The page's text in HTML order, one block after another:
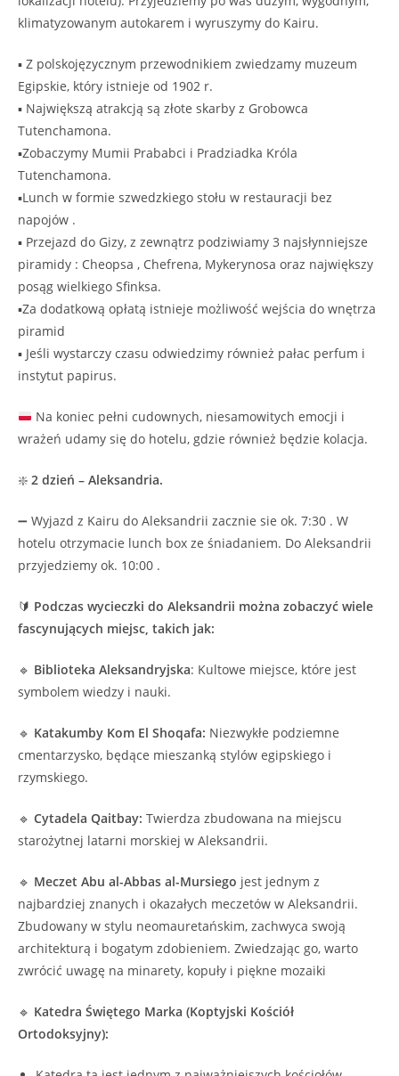
klimatyzowanym autokarem i wyruszymy do Kairu.
▪️ Z polskojęzycznym przewodnikiem zwiedzamy muzeum
Egipskie, który istnieje od 1902 r.
▪️ Największą atrakcją są złote skarby z Grobowca
Tutenchamona.
▪️Zobaczymy Mumii Prababci i Pradziadka Króla
Tutenchamona.
▪️Lunch w formie szwedzkiego stołu w restauracji bez
napojów .
▪️ Przejazd do Gizy, z zewnątrz podziwiamy 3 najsłynniejsze
piramidy : Cheopsa , Chefrena, Mykerynosa oraz największy
posąg wielkiego Sfinksa.
▪️Za dodatkową opłatą istnieje możliwość wejścia do wnętrza
piramid
▪️ Jeśli wystarczy czasu odwiedzimy również pałac perfum i
instytut papirus.
Na koniec pełni cudownych, niesamowitych emocji i
wrażeń udamy się do hotelu, gdzie również będzie kolacja.
❇️ 2 dzień – Aleksandria.
➖ Wyjazd z Kairu do Aleksandrii zacznie sie ok. 7:30 . W
hotelu otrzymacie lunch box ze śniadaniem. Do Aleksandrii
przyjedziemy ok. 10:00 .
🔰 Podczas wycieczki do Aleksandrii można zobaczyć wiele
fascynujących miejsc, takich jak:
🔹 Biblioteka Aleksandryjska: Kultowe miejsce, które jest
symbolem wiedzy i nauki.
🔹 Katakumby Kom El Shoqafa: Niezwykłe podziemne
cmentarzysko, będące mieszanką stylów egipskiego i
rzymskiego.
🔹 Cytadela Qaitbay: Twierdza zbudowana na miejscu
starożytnej latarni morskiej w Aleksandrii.
🔹 Meczet Abu al-Abbas al-Mursiego jest jednym z
najbardziej znanych i okazałych meczetów w Aleksandrii.
Zbudowany w stylu neomauretańskim, zachwyca swoją
architekturą i bogatym zdobieniem. Zwiedzając go, warto
zwrócić uwagę na minarety, kopuły i piękne mozaiki
🔹 Katedra Świętego Marka (Koptyjski Kościół
Ortodoksyjny):